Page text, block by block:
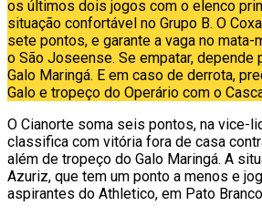
os últimos dois jogos com o elenco
situação confortável no Grupo B. O
sete pontos, e garante a vaga no
o São Joseense. Se empatar, depende
Galo Maringá. E em caso de derrota,
Galo e tropeço do Operário com o
O Cianorte soma seis pontos, na vice-
classifica com vitória fora de casa
além de tropeço do Galo Maringá. A
Azuriz, que tem um ponto a menos e
aspirantes do Athletico, em Pato